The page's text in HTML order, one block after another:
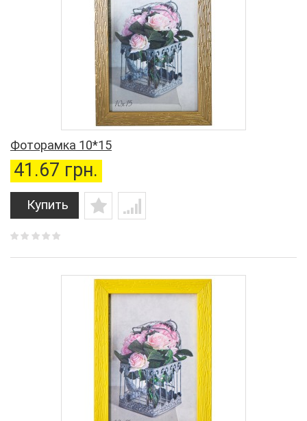
Фоторамка 10*15
41.67 грн.
Купить